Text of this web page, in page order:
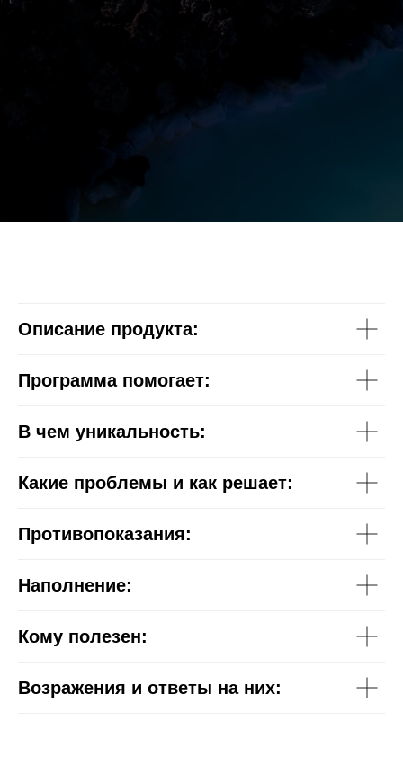
Описание продукта:
Программа помогает:
В чем уникальность:
Какие проблемы и как решает:
Противопоказания:
Наполнение:
Кому полезен:
Возражения и ответы на них: